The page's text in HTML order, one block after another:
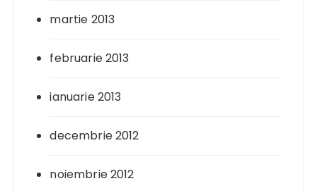
martie 2013
februarie 2013
ianuarie 2013
decembrie 2012
noiembrie 2012